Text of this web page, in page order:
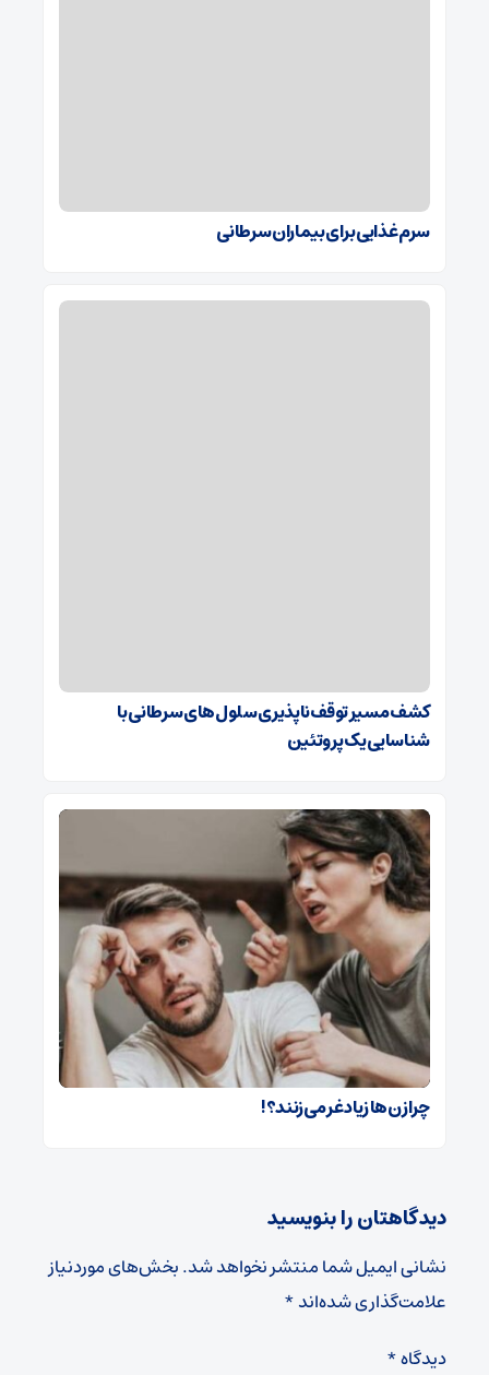
سرم غذایی برای بیماران سرطانی
کشف مسیر توقف‌ناپذیری سلول‌های سرطانی با
شناسایی یک پروتئین
چرا زن‌ها زیاد غر می‌زنند؟!
دیدگاهتان را بنویسید
نشانی ایمیل شما منتشر نخواهد شد.بخش‌های موردنیاز
علامت‌گذاری شده‌اند*
دیدگاه*